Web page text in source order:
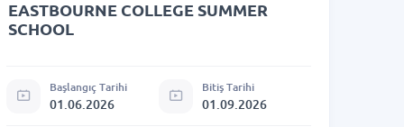
EASTBOURNE COLLEGE SUMMER
SCHOOL
Başlangıç Tarihi
01.06.2026
Bitiş Tarihi
01.09.2026